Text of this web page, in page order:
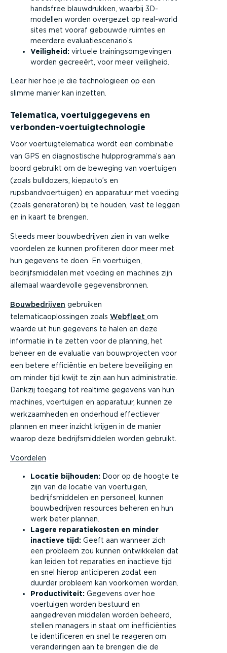
handsfree blauwdrukken, waarbij 3D-
modellen worden overgezet op real-world
sites met vooraf gebouwde ruimtes en
meerdere evaluatiescenario’s.
Veiligheid: virtuele trainingsomgevingen
worden gecreeërt, voor meer veiligheid.
Leer hier hoe je die technologieën op een
slimme manier kan inzetten.
Telematica, voertuiggegevens en
verbonden-voertuigtechnologie
Voor voertuigtelematica wordt een combinatie
van GPS en diagnostische hulpprogramma’s aan
boord gebruikt om de beweging van voertuigen
(zoals bulldozers, kiepauto’s en
rupsbandvoertuigen) en apparatuur met voeding
(zoals generatoren) bij te houden, vast te leggen
en in kaart te brengen.
Steeds meer bouwbedrijven zien in van welke
voordelen ze kunnen profiteren door meer met
hun gegevens te doen. En voertuigen,
bedrijfsmiddelen met voeding en machines zijn
allemaal waardevolle gegevensbronnen.
Bouwbedrijven gebruiken
telematicaoplossingen zoals Webfleet om
waarde uit hun gegevens te halen en deze
informatie in te zetten voor de planning, het
beheer en de evaluatie van bouwprojecten voor
een betere efficiëntie en betere beveiliging en
om minder tijd kwijt te zijn aan hun administratie.
Dankzij toegang tot realtime gegevens van hun
machines, voertuigen en apparatuur, kunnen ze
werkzaamheden en onderhoud effectiever
plannen en meer inzicht krijgen in de manier
waarop deze bedrijfsmiddelen worden gebruikt.
Voordelen
Locatie bijhouden: Door op de hoogte te
zijn van de locatie van voertuigen,
bedrijfsmiddelen en personeel, kunnen
bouwbedrijven resources beheren en hun
werk beter plannen.
Lagere reparatiekosten en minder
inactieve tijd: Geeft aan wanneer zich
een probleem zou kunnen ontwikkelen dat
kan leiden tot reparaties en inactieve tijd
en snel hierop anticiperen zodat een
duurder probleem kan voorkomen worden.
Productiviteit: Gegevens over hoe
voertuigen worden bestuurd en
aangedreven middelen worden beheerd,
stellen managers in staat om inefficiënties
te identificeren en snel te reageren om
veranderingen aan te brengen die de